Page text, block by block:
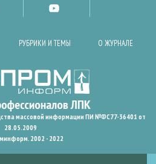
РУБРИКИ И ТЕМЫ О ЖУРНАЛЕ
массовой информации ПИ №ФС77-36401 от
28.05.2009
2002 - 2022